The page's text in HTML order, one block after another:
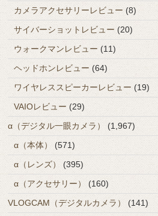
カメラアクセサリーレビュー (8)
サイバーショットレビュー (20)
ウォークマンレビュー (11)
ヘッドホンレビュー (64)
ワイヤレススピーカーレビュー (19)
VAIOレビュー (29)
α（デジタル一眼カメラ）
(1,967)
α（本体）
(571)
α（レンズ）
(395)
α（アクセサリー）
(160)
VLOGCAM（デジタルカメラ）
(141)